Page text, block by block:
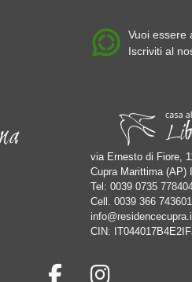
Vuoi essere
Iscriviti al
via Ernesto di Fiore,
Cupra Marittima (AP)
Tel: 0039 0735
Cell. 0039 366
CIN: